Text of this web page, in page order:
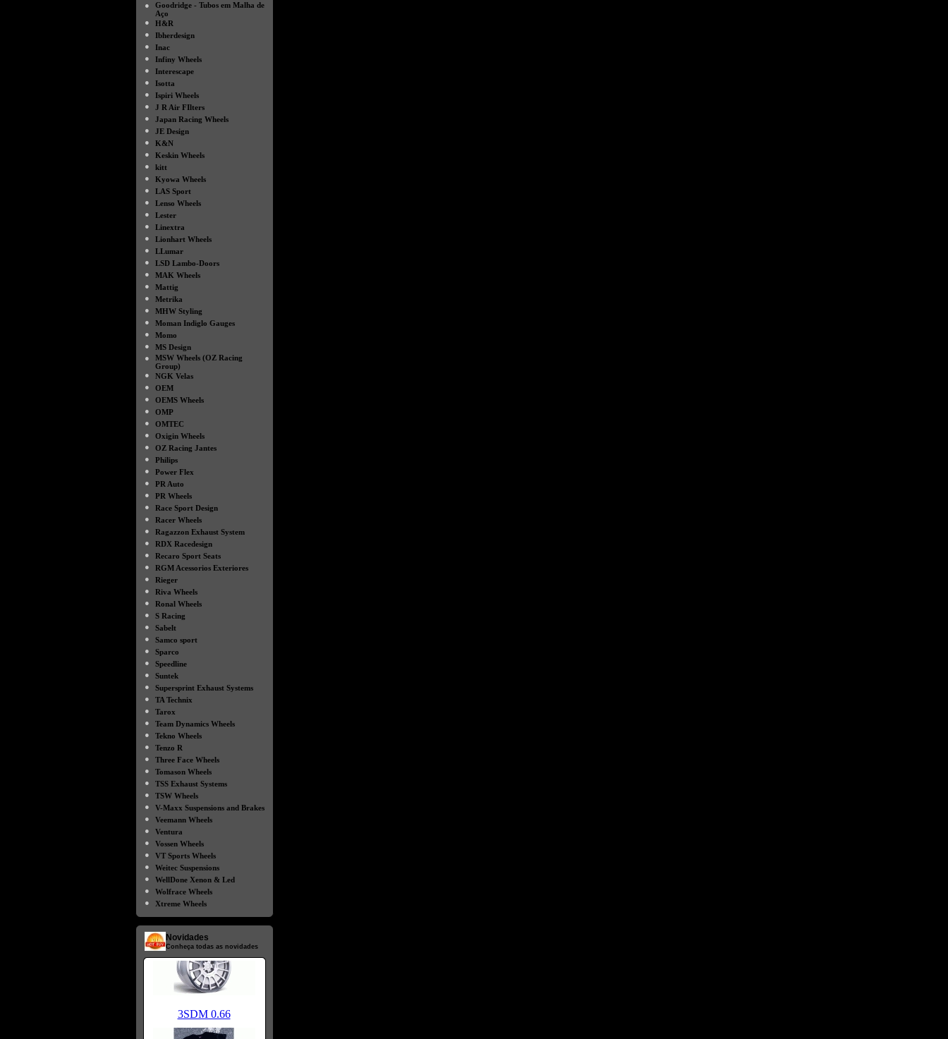
●
Goodridge - Tubos em Malha de
Aço
●
H&R
●
Ibherdesign
●
Inac
●
Infiny Wheels
●
Interescape
●
Isotta
●
Ispiri Wheels
●
J R Air FIlters
●
Japan Racing Wheels
●
JE Design
●
K&N
●
Keskin Wheels
●
kitt
●
Kyowa Wheels
●
LAS Sport
●
Lenso Wheels
●
Lester
●
Linextra
●
Lionhart Wheels
●
LLumar
●
LSD Lambo-Doors
●
MAK Wheels
●
Mattig
●
Metrika
●
MHW Styling
●
Moman Indiglo Gauges
●
Momo
●
MS Design
●
MSW Wheels (OZ Racing
Group)
●
NGK Velas
●
OEM
●
OEMS Wheels
●
OMP
●
OMTEC
●
Oxigin Wheels
●
OZ Racing Jantes
●
Philips
●
Power Flex
●
PR Auto
●
PR Wheels
●
Race Sport Design
●
Racer Wheels
●
Ragazzon Exhaust System
●
RDX Racedesign
●
Recaro Sport Seats
●
RGM Acessorios Exteriores
●
Rieger
●
Riva Wheels
●
Ronal Wheels
●
S Racing
●
Sabelt
●
Samco sport
●
Sparco
●
Speedline
●
Suntek
●
Supersprint Exhaust Systems
●
TA Technix
●
Tarox
●
Team Dynamics Wheels
●
Tekno Wheels
●
Tenzo R
●
Three Face Wheels
●
Tomason Wheels
●
TSS Exhaust Systems
●
TSW Wheels
●
V-Maxx Suspensions and Brakes
●
Veemann Wheels
●
Ventura
●
Vossen Wheels
●
VT Sports Wheels
●
Weitec Suspensions
●
WellDone Xenon & Led
●
Wolfrace Wheels
●
Xtreme Wheels
Novidades
Conheça todas as novidades